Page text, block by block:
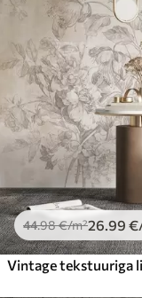
44.98€/m²26.99 €